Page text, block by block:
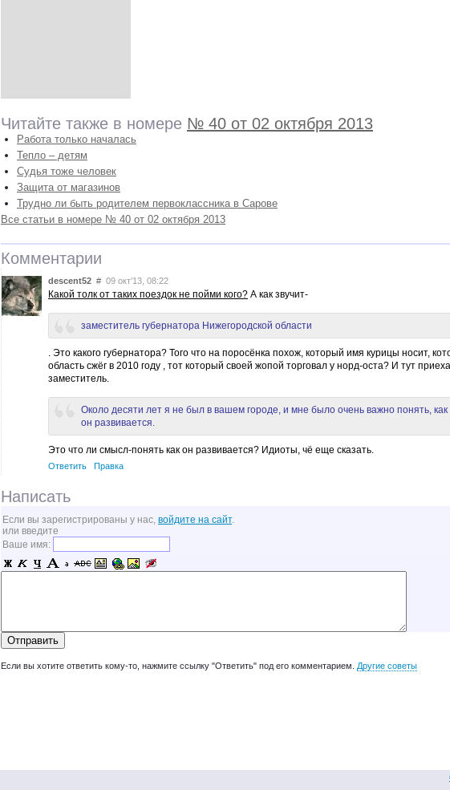
Читайте также в номере № 40 от 02 октября 2013
Работа только началась
Тепло – детям
Судья тоже человек
Защита от магазинов
Трудно ли быть родителем первоклассника в Сарове
Все статьи в номере № 40 от 02 октября 2013
Комментарии
descent52 # 09 окт’13, 08:22
Какой толк от таких поездок не пойми кого? А как звучит-
заместитель губернатора Нижегородской области
. Это какого губернатора? Того что на поросёнка похож, который имя курицы носит,
область сжёг в 2010 году , тот который своей жопой торговал у норд-оста? И тут
заместитель.
Около десяти лет я не был в вашем городе, и мне было очень важно понять, как
он развивается.
Это что ли смысл-понять как он развивается? Идиоты, чё еще сказать.
Ответить Правка
Написать
Если вы зарегистрированы у нас, войдите на сайт.
или введите
Ваше имя:
Если вы хотите ответить кому-то, нажмите ссылку "Ответить" под его комментарием. Другие советы